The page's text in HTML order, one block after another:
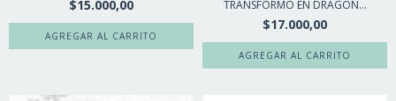
$15.000,00
TRANSFORMÓ EN DRAGÓN...
$17.000,00